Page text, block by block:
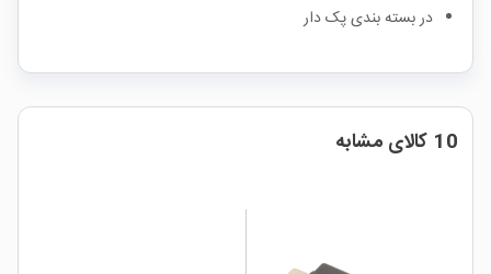
در بسته بندی پک دار
10 کالای مشابه